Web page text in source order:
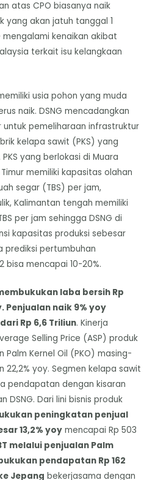
atas CPO biasanya naik
yang akan jatuh tanggal 1
mengalami kenaikan akibat
terkait isu kelangkaan
usia pohon yang muda
naik. DSNG mencadangkan
untuk pemeliharaan infrastruktur
kelapa sawit (PKS) yang
yang berlokasi di Muara
memiliki kapasitas olahan
segar (TBS) per jam,
Kalimantan tengah memiliki
per jam sehingga DSNG di
kapasitas produksi sebesar
prediksi pertumbuhan
bisa mencapai 10-20%.
laba bersih Rp
Penjualan naik 9% yoy
Rp 6,6 Triliun. Kinerja
Selling Price (ASP) produk
Palm Kernel Oil (PKO) masing-
22,2% yoy. Segmen kelapa sawit
pendapatan dengan kisaran
Dari lini bisnis produk
peningkatan penjual
13,2% yoy mencapai Rp 503
melalui penjualan Palm
pendapatan Rp 162
Jepang bekerjasama dengan